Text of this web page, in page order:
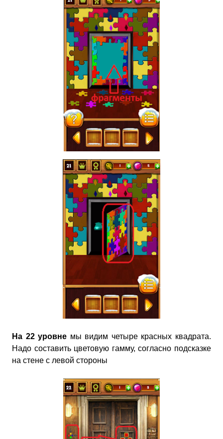
На 22 уровне мы видим четыре красных квадрата.
Надо составить цветовую гамму, согласно подсказке
на стене с левой стороны